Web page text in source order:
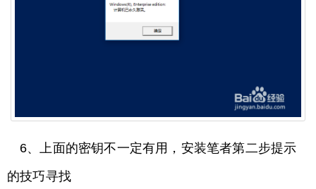
6、上面的密钥不一定有用，安装笔者第二步提示
的技巧寻找